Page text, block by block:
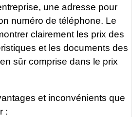
une adresse pour
numéro de téléphone. Le
clairement les prix des
et les documents des
sûr comprise dans le prix
et inconvénients que
: